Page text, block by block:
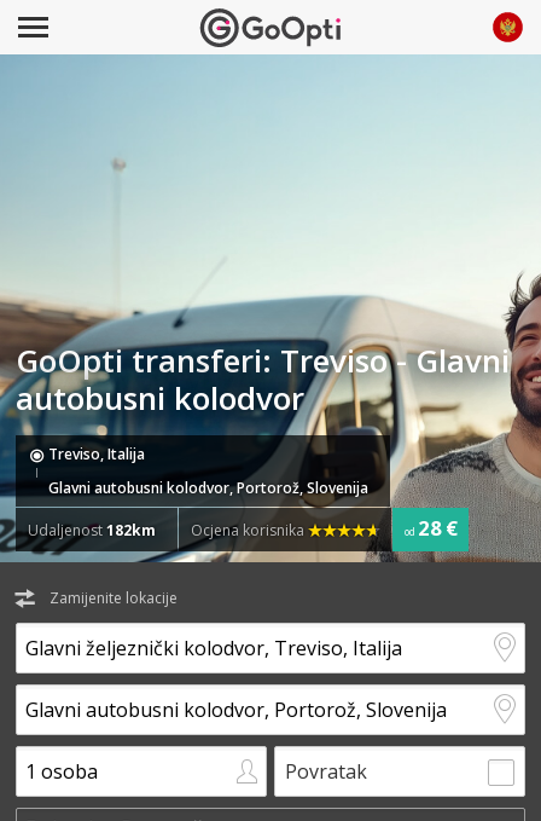
GoOpti transferi: Treviso - Glavni
autobusni kolodvor
Treviso, Italija
Glavni autobusni kolodvor, Portorož, Slovenija
Udaljenost182km Ocjena korisnika od 28 €
Zamijenite lokacije
Povratak